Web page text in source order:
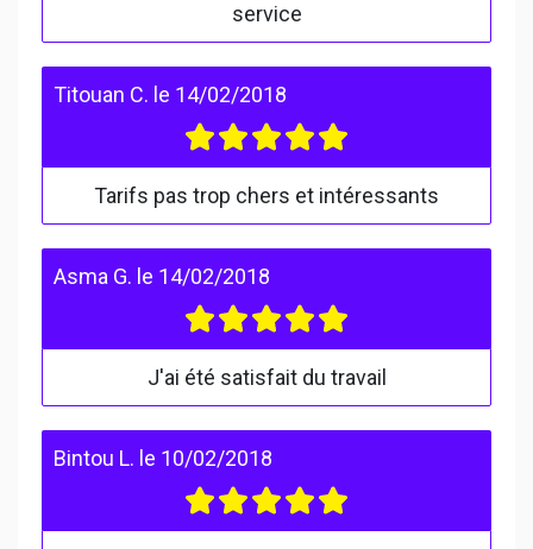
service
Titouan C. le 14/02/2018
Tarifs pas trop chers et intéressants
Asma G. le 14/02/2018
J'ai été satisfait du travail
Bintou L. le 10/02/2018